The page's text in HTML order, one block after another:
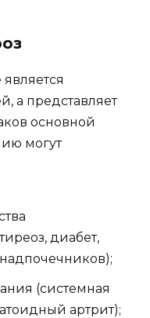
а представляет
основной
могут
диабет,
(системная
артрит);